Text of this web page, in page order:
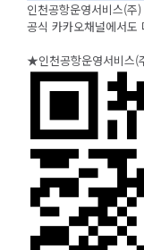
인천공항운영서비스(
공식 카카오채널에서도
★인천공항운영서비스(